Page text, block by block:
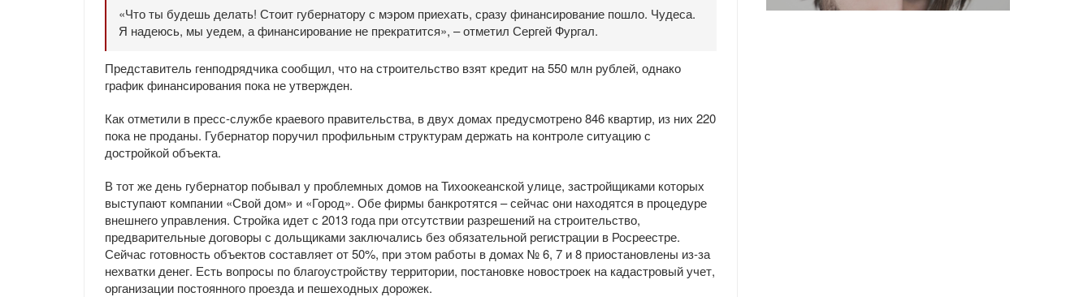
«Что ты будешь делать! Стоит губернатору с мэром приехать, сразу финансирование пошло. Чудеса.
Я надеюсь, мы уедем, а финансирование не прекратится», – отметил Сергей Фургал.
Представитель генподрядчика сообщил, что на строительство взят кредит на 550 млн рублей, однако
график финансирования пока не утвержден.
Как отметили в пресс-службе краевого правительства, в двух домах предусмотрено 846 квартир, из них 220
пока не проданы. Губернатор поручил профильным структурам держать на контроле ситуацию с
достройкой объекта.
В тот же день губернатор побывал у проблемных домов на Тихоокеанской улице, застройщиками которых
выступают компании «Свой дом» и «Город». Обе фирмы банкротятся – сейчас они находятся в процедуре
внешнего управления. Стройка идет с 2013 года при отсутствии разрешений на строительство,
предварительные договоры с дольщиками заключались без обязательной регистрации в Росреестре.
Сейчас готовность объектов составляет от 50%, при этом работы в домах № 6, 7 и 8 приостановлены из-за
нехватки денег. Есть вопросы по благоустройству территории, постановке новостроек на кадастровый учет,
организации постоянного проезда и пешеходных дорожек.